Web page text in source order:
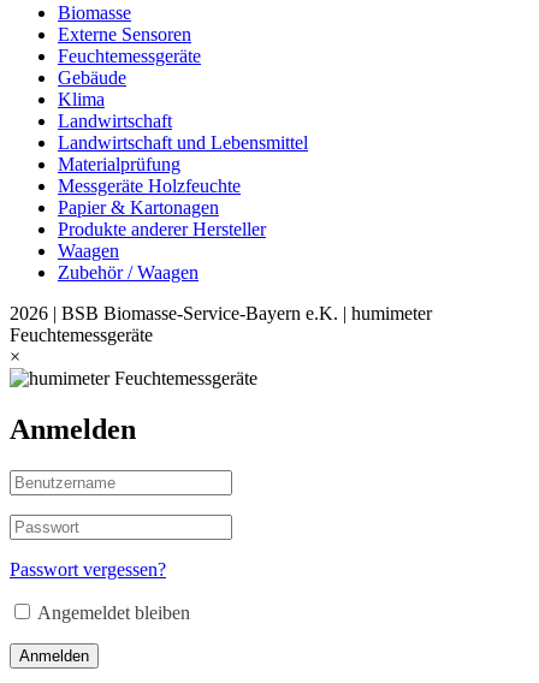
Biomasse
Externe Sensoren
Feuchtemessgeräte
Gebäude
Klima
Landwirtschaft
Landwirtschaft und Lebensmittel
Materialprüfung
Messgeräte Holzfeuchte
Papier & Kartonagen
Produkte anderer Hersteller
Waagen
Zubehör / Waagen
2026 | BSB Biomasse-Service-Bayern e.K. | humimeter
Feuchtemessgeräte
×
Anmelden
Passwort vergessen?
Angemeldet bleiben
Anmelden